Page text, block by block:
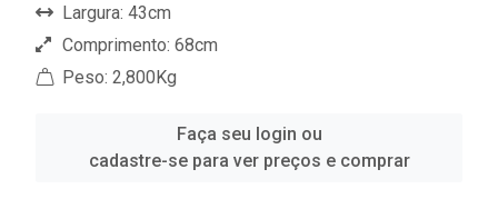
Largura: 43cm
Comprimento: 68cm
Peso: 2,800Kg
Faça seu login ou
cadastre-se para ver preços e comprar